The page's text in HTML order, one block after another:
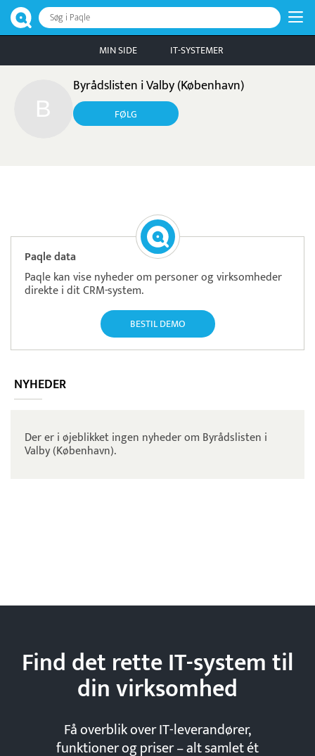
Søg i Paqle
MIN SIDE IT-SYSTEMER
Byrådslisten i Valby (København)
FØLG
Paqle data
Paqle kan vise nyheder om personer og virksomheder
direkte i dit CRM-system.
BESTIL DEMO
NYHEDER
Der er i øjeblikket ingen nyheder om Byrådslisten i
Valby (København).
Find det rette IT-system til
dinvirksomhed
Få overblik over IT-leverandører,
funktioner og priser – alt samlet ét